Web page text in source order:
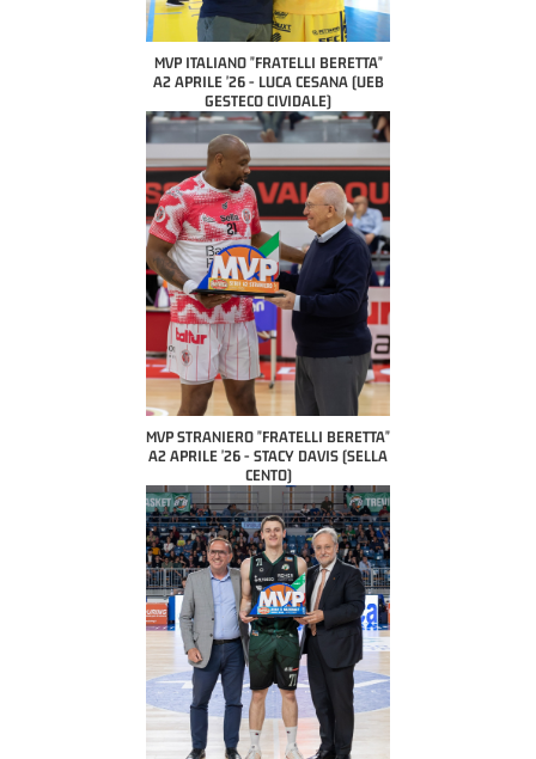
MVP ITALIANO "FRATELLI BERETTA"
A2 APRILE '26 - LUCA CESANA (UEB
GESTECO CIVIDALE)
MVP STRANIERO "FRATELLI BERETTA"
A2 APRILE '26 - STACY DAVIS (SELLA
CENTO)